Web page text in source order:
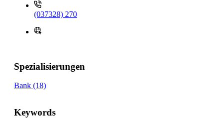
(037328) 270
Spezialisierungen
Bank (18)
Keywords